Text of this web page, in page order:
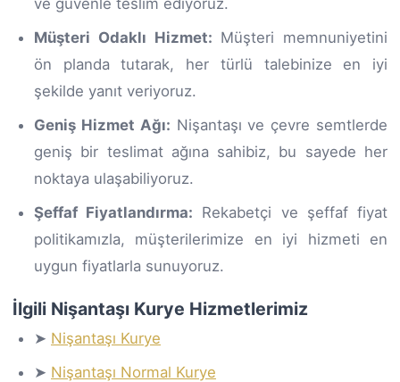
Müşteri Odaklı Hizmet: Müşteri memnuniyetini
ön planda tutarak, her türlü talebinize en iyi
şekilde yanıt veriyoruz.
Geniş Hizmet Ağı: Nişantaşı ve çevre semtlerde
geniş bir teslimat ağına sahibiz, bu sayede her
noktaya ulaşabiliyoruz.
Şeffaf Fiyatlandırma: Rekabetçi ve şeffaf fiyat
politikamızla, müşterilerimize en iyi hizmeti en
uygun fiyatlarla sunuyoruz.
İlgili Nişantaşı Kurye Hizmetlerimiz
➤ Nişantaşı Kurye
➤ Nişantaşı Normal Kurye